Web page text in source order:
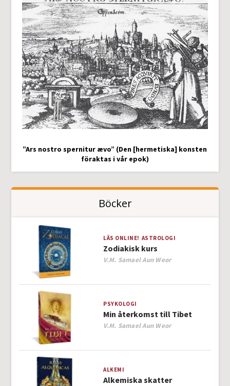
”Ars nostro spernitur ævo” (Den [hermetiska] konsten
föraktas i vår epok)
Böcker
LÄS ONLINE! ASTROLOGI
Zodiakisk kurs
Author
V.M. Samael Aun Weor
PSYKOLOGI
Min återkomst till Tibet
Author
V.M. Samael Aun Weor
ALKEMI
Alkemiska skatter